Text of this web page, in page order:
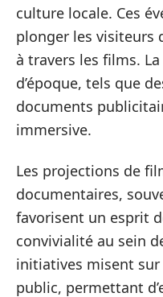
culture locale. Ces
plonger les visiteurs
à travers les films.
d’époque, tels que
documents
immersive.
Les projections de
documentaires,
favorisent un esprit
convivialité au sein
initiatives misent sur
public, permettant